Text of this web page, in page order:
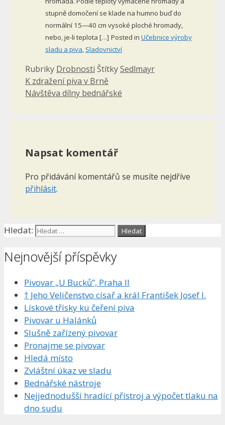
stupně domočení se klade na humno buď do
normální 15—40 cm vysoké ploché hromady,
nebo, je-li teplota […] Posted in Učebnice výroby
sladu a piva, Sladovnictví
Rubriky Drobnosti ŠtítkySedlmayr
K zdražení piva v Brně
Návštěva dílny bednářské
Napsat komentář
Pro přidávání komentářů se musíte nejdříve
přihlásit.
Hledat:
Nejnovější příspěvky
Pivovar „U Bucků”, Praha II
† Jeho Veličenstvo císař a král František Josef I.
Lískové třísky ku čeření piva
Pivovar u Halánků
Slušně zařízený pivovar
Pronajme se pivovar
Hledá místo
Zvláštní úkaz ve sladu
Bednářské nástroje
Nejjednodušší hradící přístroj a výpočet tlaku na
dno sudu